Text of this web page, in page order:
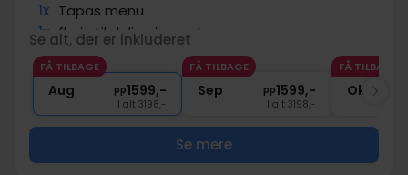
1x Tapas menu
1x fl. vin til deling i værelse
2x Adgang til sauna
2x 1 flaske mineralvand
Se alt, der er inkluderet
FÅ TILBAGE
Aug pp1599,-
I alt 3198,-
FÅ TILBAGE
Sep pp1599,-
I alt 3198,-
FÅ TILBAGE
Okt
Se mere